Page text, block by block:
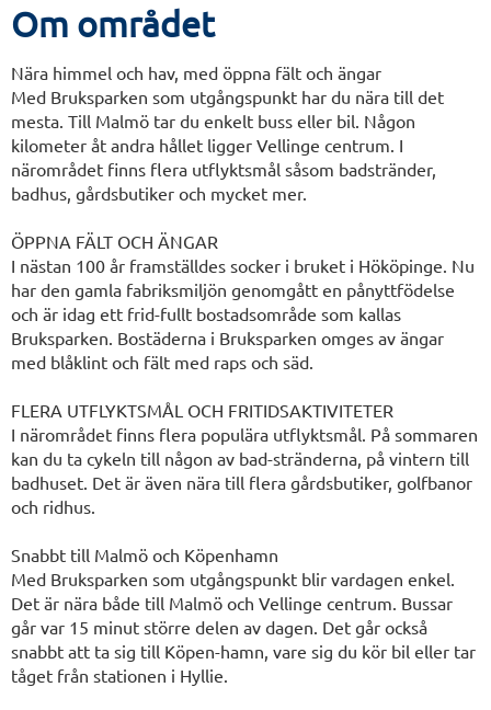
Om området
Nära himmel och hav, med öppna fält och ängar
Med Bruksparken som utgångspunkt har du nära till det
mesta. Till Malmö tar du enkelt buss eller bil. Någon
kilometer åt andra hållet ligger Vellinge centrum. I
närområdet finns flera utflyktsmål såsom badstränder,
badhus, gårdsbutiker och mycket mer.
ÖPPNA FÄLT OCH ÄNGAR
I nästan 100 år framställdes socker i bruket i Hököpinge. Nu
har den gamla fabriksmiljön genomgått en pånyttfödelse
och är idag ett frid-fullt bostadsområde som kallas
Bruksparken. Bostäderna i Bruksparken omges av ängar
med blåklint och fält med raps och säd.
FLERA UTFLYKTSMÅL OCH FRITIDSAKTIVITETER
I närområdet finns flera populära utflyktsmål. På sommaren
kan du ta cykeln till någon av bad-stränderna, på vintern till
badhuset. Det är även nära till flera gårdsbutiker, golfbanor
och ridhus.
Snabbt till Malmö och Köpenhamn
Med Bruksparken som utgångspunkt blir vardagen enkel.
Det är nära både till Malmö och Vellinge centrum. Bussar
går var 15 minut större delen av dagen. Det går också
snabbt att ta sig till Köpen-hamn, vare sig du kör bil eller tar
tåget från stationen i Hyllie.